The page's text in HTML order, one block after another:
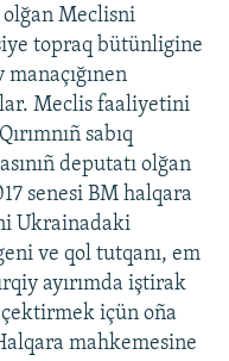
olğan Meclisni
topraq bütünligine
Meclis faaliyetini
sabıq
deputatı olğan
senesi BM halqara
Ukrainadaki
ve qol tutqanı, em
ayırımda iştirak
içün oña
mahkemesine